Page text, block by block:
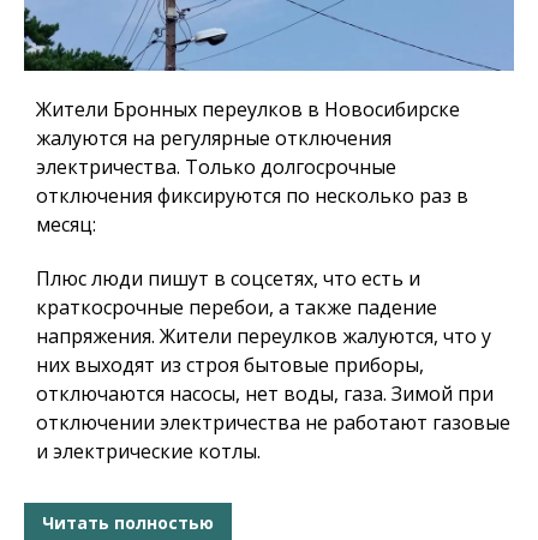
Жители Бронных переулков в Новосибирске
жалуются на регулярные отключения
электричества. Только долгосрочные
отключения фиксируются по несколько раз в
месяц:
Плюс люди пишут в соцсетях, что есть и
краткосрочные перебои, а также падение
напряжения. Жители переулков жалуются, что у
них выходят из строя бытовые приборы,
отключаются насосы, нет воды, газа. Зимой при
отключении электричества не работают газовые
и электрические котлы.
Читать полностью